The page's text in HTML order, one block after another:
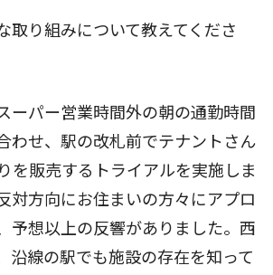
取り組みについて教えてくださ
パー営業時間外の朝の通勤時間
わせ、駅の改札前でテナントさん
を販売するトライアルを実施しま
対方向にお住まいの方々にアプロ
予想以上の反響がありました。西
沿線の駅でも施設の存在を知って